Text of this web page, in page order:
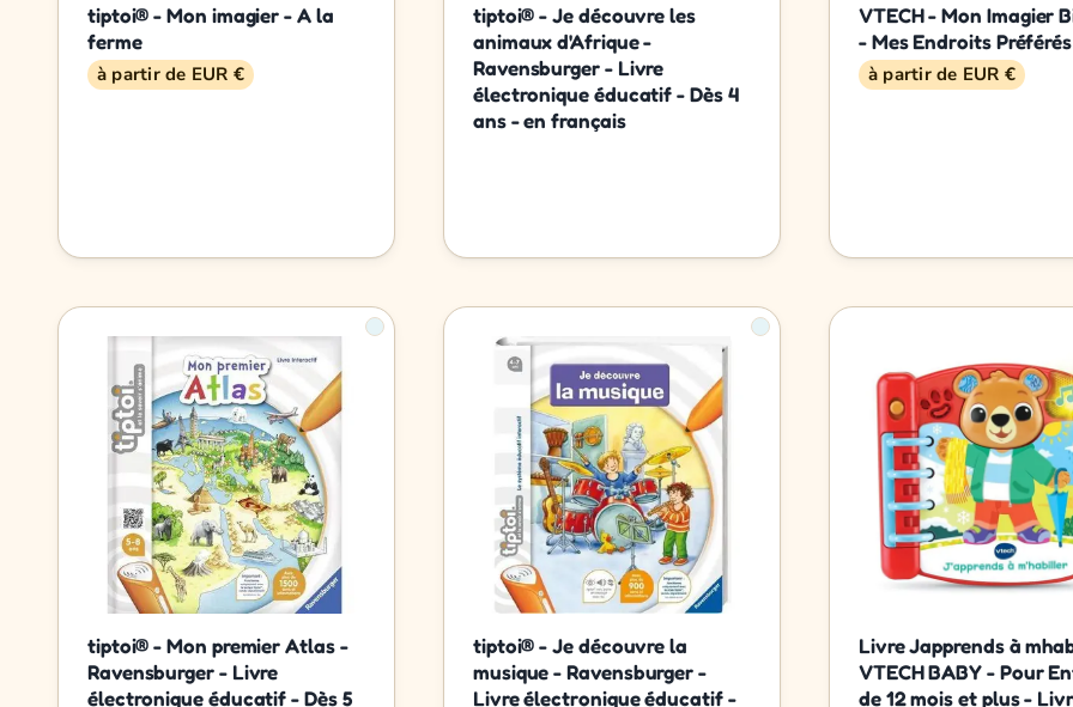
tiptoi® - Mon imagier - A la
ferme
à partir de EUR €
tiptoi® - Je découvre les
animaux d'Afrique -
Ravensburger - Livre
électronique éducatif - Dès 4
ans - en français
VTECH - Mon Imagier
- Mes Endroits Préférés
à partir de EUR €
tiptoi® - Mon premier Atlas -
Ravensburger - Livre
électronique éducatif - Dès 5
tiptoi® - Je découvre la
musique - Ravensburger -
Livre électronique éducatif -
Livre Japprends à
VTECH BABY - Pour
de 12 mois et plus -